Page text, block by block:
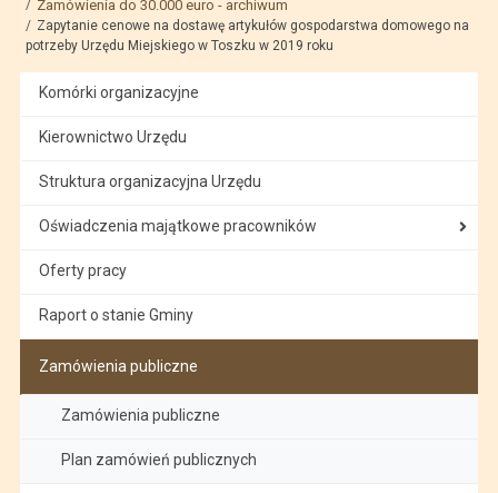
Zamówienia do 30.000 euro - archiwum
Zapytanie cenowe na dostawę artykułów gospodarstwa domowego na
potrzeby Urzędu Miejskiego w Toszku w 2019 roku
Komórki organizacyjne
Kierownictwo Urzędu
Struktura organizacyjna Urzędu
Oświadczenia majątkowe pracowników
Oferty pracy
Raport o stanie Gminy
Zamówienia publiczne
Zamówienia publiczne
Plan zamówień publicznych